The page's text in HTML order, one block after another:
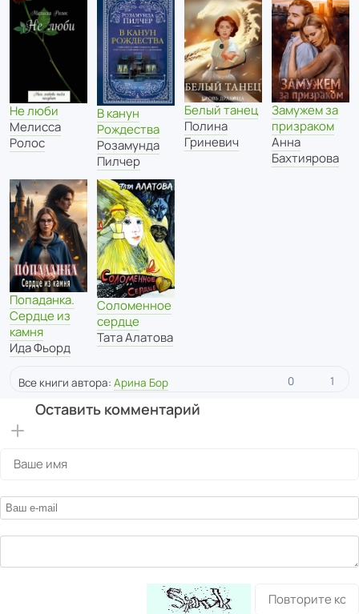
Не люби
Мелисса
Ролос
В канун
Рождества
Розамунда
Пилчер
Белый танец
Полина
Гриневич
Замужем за
призраком
Анна
Бахтиярова
Попаданка.
Сердце из
камня
Ида Фьорд
Соломенное
сердце
Тата Алатова
Все книги автора: Арина Бор 0 1
Оставить комментарий